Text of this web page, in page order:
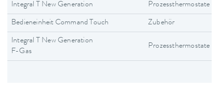
Integral T New Generation Prozessthermostate
Bedieneinheit Command Touch Zubehör
Integral T New Generation
F-Gas
Prozessthermostate